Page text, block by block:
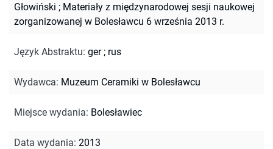
Głowiński ; Materiały z międzynarodowej sesji naukowej
zorganizowanej w Bolesławcu 6 września 2013 r.
Język Abstraktu: ger; rus
Wydawca: Muzeum Ceramiki w Bolesławcu
Miejsce wydania: Bolesławiec
Data wydania: 2013